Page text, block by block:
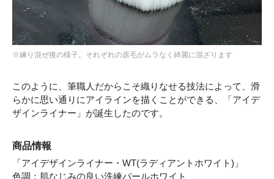
※練り混ぜ後の様子。それぞれの原毛がムラなく綺麗に混ざります
このように、筆職人だからこそ織りなせる技法によって、滑
らかに思い通りにアイラインを描くことができる、「アイデ
ザインライナー」が誕生したのです。
商品情報
「アイデザインライナー・WT(ラディアントホワイト)」
色調：肌なじみの良い洗練パールホワイト